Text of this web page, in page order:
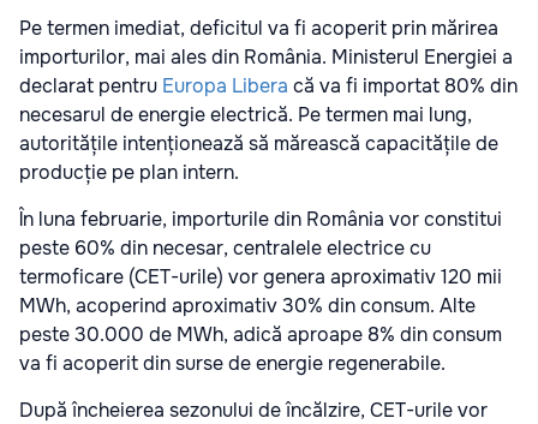
Pe termen imediat, deficitul va fi acoperit prin mărirea
importurilor, mai ales din România. Ministerul Energiei a
declarat pentru Europa Libera că va fi importat 80% din
necesarul de energie electrică. Pe termen mai lung,
autoritățile intenționează să mărească capacitățile de
producție pe plan intern.
În luna februarie, importurile din România vor constitui
peste 60% din necesar, centralele electrice cu
termoficare (CET-urile) vor genera aproximativ 120 mii
MWh, acoperind aproximativ 30% din consum. Alte
peste 30.000 de MWh, adică aproape 8% din consum
va fi acoperit din surse de energie regenerabile.
După încheierea sezonului de încălzire, CET-urile vor